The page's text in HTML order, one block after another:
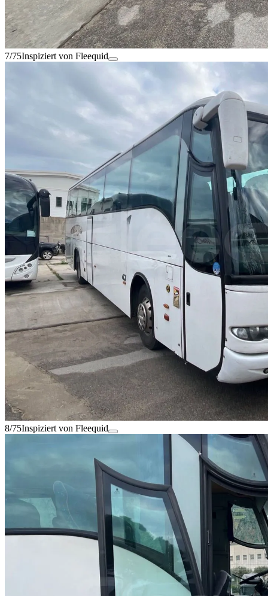
7/75Inspiziert von Fleequid
8/75Inspiziert von Fleequid